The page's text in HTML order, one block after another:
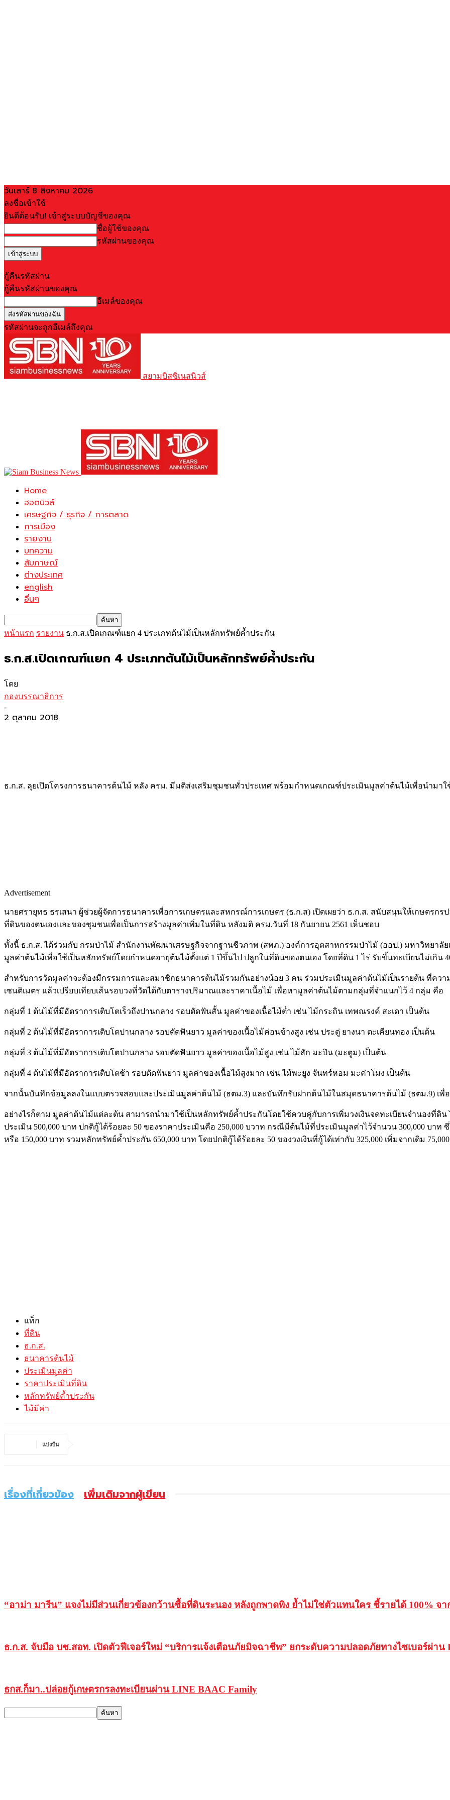
วันเสาร์ 8 สิงหาคม 2026
ลงชื่อเข้าใช้
ยินดีต้อนรับ! เข้าสู่ระบบบัญชีของคุณ
ชื่อผู้ใช้ของคุณ
รหัสผ่านของคุณ
กู้คืนรหัสผ่าน
กู้คืนรหัสผ่านของคุณ
อีเมล์ของคุณ
รหัสผ่านจะถูกอีเมล์ถึงคุณ
สยามบิสซิเนสนิวส์
Home
ฮอตนิวส์
เศรษฐกิจ / ธุรกิจ / การตลาด
การเมือง
รายงาน
บทความ
สัมภาษณ์
ต่างประเทศ
english
อื่นๆ
หน้าแรก รายงาน ธ.ก.ส.เปิดเกณฑ์แยก 4 ประเภทต้นไม้เป็นหลักทรัพย์ค้ำประกัน
ธ.ก.ส.เปิดเกณฑ์แยก 4 ประเภทต้นไม้เป็นหลักทรัพย์ค้ำประกัน
โดย
กองบรรณาธิการ
-
2 ตุลาคม 2018
ธ.ก.ส. ลุยเปิดโครงการธนาคารต้นไม้ หลัง ครม. มีมติส่งเสริมชุมชนทั่วประเทศ พร้อมกำหนดเกณฑ์ประเมินมูลค่าต้นไม้เพื่อนำมา
Advertisement
นายศรายุทธ ธรเสนา ผู้ช่วยผู้จัดการธนาคารเพื่อการเกษตรและสหกรณ์การเกษตร (ธ.ก.ส) เปิดเผยว่า ธ.ก.ส. สนับสนุนให้เกษตร
ที่ดินของตนเองและของชุมชนเพื่อเป็นการสร้างมูลค่าเพิ่มในที่ดิน หลังมติ ครม.วันที่ 18 กันยายน 2561 เห็นชอบ
ทั้งนี้ ธ.ก.ส. ได้ร่วมกับ กรมป่าไม้ สำนักงานพัฒนาเศรษฐกิจจากฐานชีวภาพ (สพภ.) องค์การอุตสาหกรรมป่าไม้ (ออป.) มหาวิทยา
มูลค่าต้นไม้เพื่อใช้เป็นหลักทรัพย์โดยกำหนดอายุต้นไม้ตั้งแต่ 1 ปีขึ้นไป ปลูกในที่ดินของตนเอง โดยที่ดิน 1 ไร่ รับขึ้นทะเบียนไม่เกิน
สำหรับการวัดมูลค่าจะต้องมีกรรมการและสมาชิกธนาคารต้นไม้รวมกันอย่างน้อย 3 คน ร่วมประเมินมูลค่าต้นไม้เป็นรายต้น ที่ควา
เซนติเมตร แล้วเปรียบเทียบเส้นรอบวงที่วัดได้กับตารางปริมาณและราคาเนื้อไม้ เพื่อหามูลค่าต้นไม้ตามกลุ่มที่จำแนกไว้ 4 กลุ่ม คือ
กลุ่มที่ 1 ต้นไม้ที่มีอัตราการเติบโตเร็วถึงปานกลาง รอบตัดฟันสั้น มูลค่าของเนื้อไม้ต่ำ เช่น ไม้กระถิน เทพณรงค์ สะเดา เป็นต้น
กลุ่มที่ 2 ต้นไม้ที่มีอัตราการเติบโตปานกลาง รอบตัดฟันยาว มูลค่าของเนื้อไม้ค่อนข้างสูง เช่น ประดู่ ยางนา ตะเคียนทอง เป็นต้น
กลุ่มที่ 3 ต้นไม้ที่มีอัตราการเติบโตปานกลาง รอบตัดฟันยาว มูลค่าของเนื้อไม้สูง เช่น ไม้สัก มะปิน (มะตูม) เป็นต้น
กลุ่มที่ 4 ต้นไม้ที่มีอัตราการเติบโตช้า รอบตัดฟันยาว มูลค่าของเนื้อไม้สูงมาก เช่น ไม้พะยูง จันทร์หอม มะค่าโมง เป็นต้น
จากนั้นบันทึกข้อมูลลงในแบบตรวจสอบและประเมินมูลค่าต้นไม้ (ธตม.3) และบันทึกรับฝากต้นไม้ในสมุดธนาคารต้นไม้ (ธตม.9) เ
อย่างไรก็ตาม มูลค่าต้นไม้แต่ละต้น สามารถนำมาใช้เป็นหลักทรัพย์ค้ำประกันโดยใช้ควบคู่กับการเพิ่มวงเงินจดทะเบียนจำนองที่ดิ
ประเมิน 500,000 บาท ปกติกู้ได้ร้อยละ 50 ของราคาประเมินคือ 250,000 บวาท กรณีมีต้นไม้ที่ประเมินมูลค่าไว้จำนวน 300,000 บา
หรือ 150,000 บาท รวมหลักทรัพย์ค้ำประกัน 650,000 บาท โดยปกติกู้ได้ร้อยละ 50 ของวงเงินที่กู้ได้เท่ากับ 325,000 เพิ่มจากเดิม
แท็ก
ที่ดิน
ธ.ก.ส.
ธนาคารต้นไม้
ประเมินมูลค่า
ราคาประเมินที่ดิน
หลักทรัพย์ค้ำประกัน
ไม้มีค่า
แบ่งปัน
เรื่องที่เกี่ยวข้อง เพิ่มเติมจากผู้เขียน
“อาม่า มารีน” แจงไม่มีส่วนเกี่ยวข้องกว้านซื้อที่ดินระนอง หลังถูกพาดพิง ย้ำไม่ใช่ตัวแทนใคร ชี้รายได้ 100% จ
ธ.ก.ส. จับมือ บช.สอท. เปิดตัวฟีเจอร์ใหม่ “บริการเเจ้งเตือนภัยมิจฉาชีพ” ยกระดับความปลอดภัยทางไซเบอร์ผ่า
ธกส.ก็มา..ปล่อยกู้เกษตรกรลงทะเบียนผ่าน LINE BAAC Family